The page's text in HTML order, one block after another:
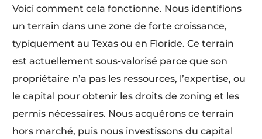
Voici comment cela fonctionne. Nous identifions
un terrain dans une zone de forte croissance,
typiquement au Texas ou en Floride. Ce terrain
est actuellement sous-valorisé parce que son
propriétaire n’a pas les ressources, l’expertise, ou
le capital pour obtenir les droits de zoning et les
permis nécessaires. Nous acquérons ce terrain
hors marché, puis nous investissons du capital